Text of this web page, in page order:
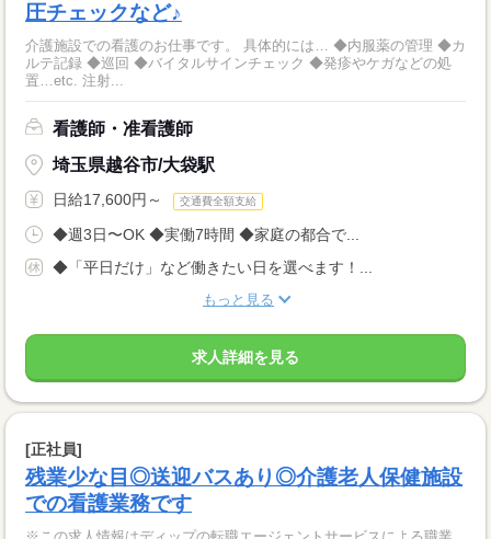
圧チェックなど♪
介護施設での看護のお仕事です。 具体的には… ◆内服薬の管理 ◆カ
ルテ記録 ◆巡回 ◆バイタルサインチェック ◆発疹やケガなどの処
置…etc. 注射...
看護師・准看護師
埼玉県越谷市/大袋駅
日給17,600円～ 交通費全額支給
◆週3日〜OK ◆実働7時間 ◆家庭の都合で...
◆「平日だけ」など働きたい日を選べます！...
もっと見る
求人詳細を見る
[正社員]
残業少な目◎送迎バスあり◎介護老人保健施設
での看護業務です